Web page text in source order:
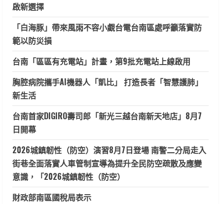
啟新選擇
「白海豚」帶來風雨不容小覷台電台南區處呼籲落實防
範以防災損
台南「區區有充電站」計畫，第9批充電站上線啟用
胸腔病院攜手AI機器人「凱比」 打造長者「智慧護肺」
新生活
台南首家DIGIRO壽司郎「新光三越台南新天地店」8月7
日開幕
2026城鎮韌性（防空）演習8月7日登場 南警二分局走入
街巷全面落實人車管制宣導為提升全民防空疏散及應變
意識，「2026城鎮韌性（防空）
財政部南區國稅局表示